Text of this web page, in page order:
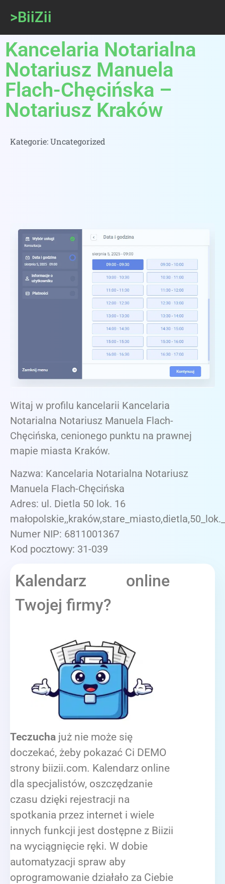
>BiiZii
Kancelaria Notarialna
Notariusz Manuela
Flach-Chęcińska –
Notariusz Kraków
Kategorie:Uncategorized
Witaj w profilu kancelarii Kancelaria
Notarialna Notariusz Manuela Flach-
Chęcińska, cenionego punktu na prawnej
mapie miasta Kraków.
Nazwa: Kancelaria Notarialna Notariusz
Manuela Flach-Chęcińska
Adres: ul. Dietla 50 lok. 16
Numer NIP: 6811001367
Kod pocztowy: 31-039
Kalendarz online
Twojej firmy?
Teczucha już nie może się
doczekać, żeby pokazać Ci DEMO
strony biizii.com. Kalendarz online
dla specjalistów, oszczędzanie
czasu dzięki rejestracji na
spotkania przez internet i wiele
innych funkcji jest dostępne z Biizii
na wyciągnięcie ręki. W dobie
automatyzacji spraw aby
oprogramowanie działało za Ciebie